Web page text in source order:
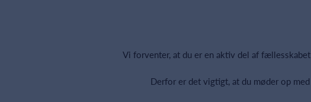
Vi forventer, at du er en aktiv del af
Derfor er det vigtigt, at du møder op